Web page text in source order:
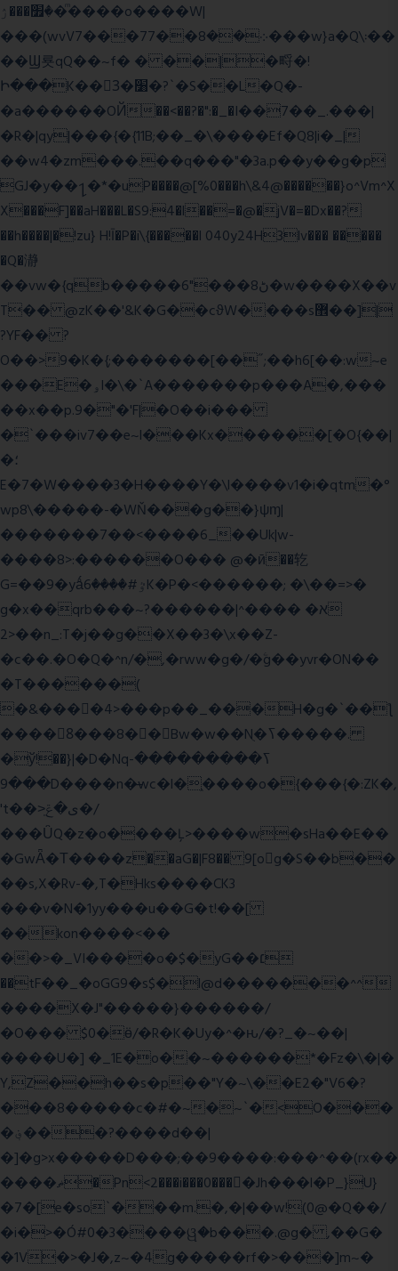
�׿���ۯ�ͫ����o����W|
���(wvV܀��8��77���7���w}a�Q\܃��
��Ϣ룟qQ��~f� � ��|�㽟�!
Ի���K��3ٓ�׸�?`�S��L�Q�-
�a������OЙ��<��?�":�_�I��7��_.���|
�R�|qy|���{�{11B;��_�\����Ef�Q8|i�_|
��w4�zm���.��q���"�3a.p��y��g�p
GJ�y��႑�*�uP����@[%0���h\&4@������}o^Vm^X
X���F]��aH���L�S9:4�l��=�@�jV�=�Dx��?
��h����|�!zu} H!Ī�P�i\{�����l 040y24H3lv��� �����
�Q�瀞
��vw�{qb�����6"���8ڻ�w����X��v
T�� @zK��'&K�G��cϑW����s޾��]|
?YF�� ?
O��>9�K�{;�������[��˝;��h6[��:w~e
���E�ۅl�\�`A�������p���A�,���
��x��p.9�"�'F|�O��i���
�`���iv7��e~l���Kx������[�O{��|
�؛
E�7�W����3�H����Y�\l����v1�i�qtm�°
wp8\�����-�WŇ���g��}ψɱ|
�������7��<����6_��Uk|w-
����8>:������O��� @�ӣ��䢀
G=��9�yǻٷ#����6K�P�<������; �\��=>�
g�x��qrb���~א� ����^|������?
2>��n_:T�j��g��X��3�\x��Z-
�c��.�O�Q�^n/�,�rww�g�/�ۧg��yvr�ON��
�T������(
�&����4>���p��_���H�g�`��ƪ
����8َ���8� �󳳦Bw�w��Nֻ�ߖ�����.
�ў!��}|�D�Nqߖ���������-
���9D����n�̶wc�l�֑����o�{���{�:ZK�,
't��>͍ى�ݝ�/
���ǙQ�z�o����Ļ>����w�sHa��E��
�GwǞ�Τ����z��aG�|F8�� 9[og�S��b��
��s,X�Rv-�,T�Hks����CK3
���v�N�1yy���u��G�t!��[
��kon����<��
��>�_VI����o�$�yG��׆
��tF��_�oGG9�s$�l@d�������^^
����X�J"�����}������/
�O��� $0�ӫ/�R�K�Uy�^�ԋ/�?_�~��|
����U�] �_1E�o��~������*�Fz�\�|�
Y,Z��h��s�p��"Y�~\��E2�"V6�?
���8�����c�#�~�~`�<O���
�؋���?����d��|
�]�g>x�����D���;��9����:���^��(rx��
����ޡ�Pn<2���i���0���𩆿�Jh���l�P_}U}
�7�[e�so`���m.�,�|��w!(0@�Q��/
�i�>�Ó#0�3����ୱ�b���.@g� ,��G�
�1V�>�J�,z~�4g�����rf�>���]m~�